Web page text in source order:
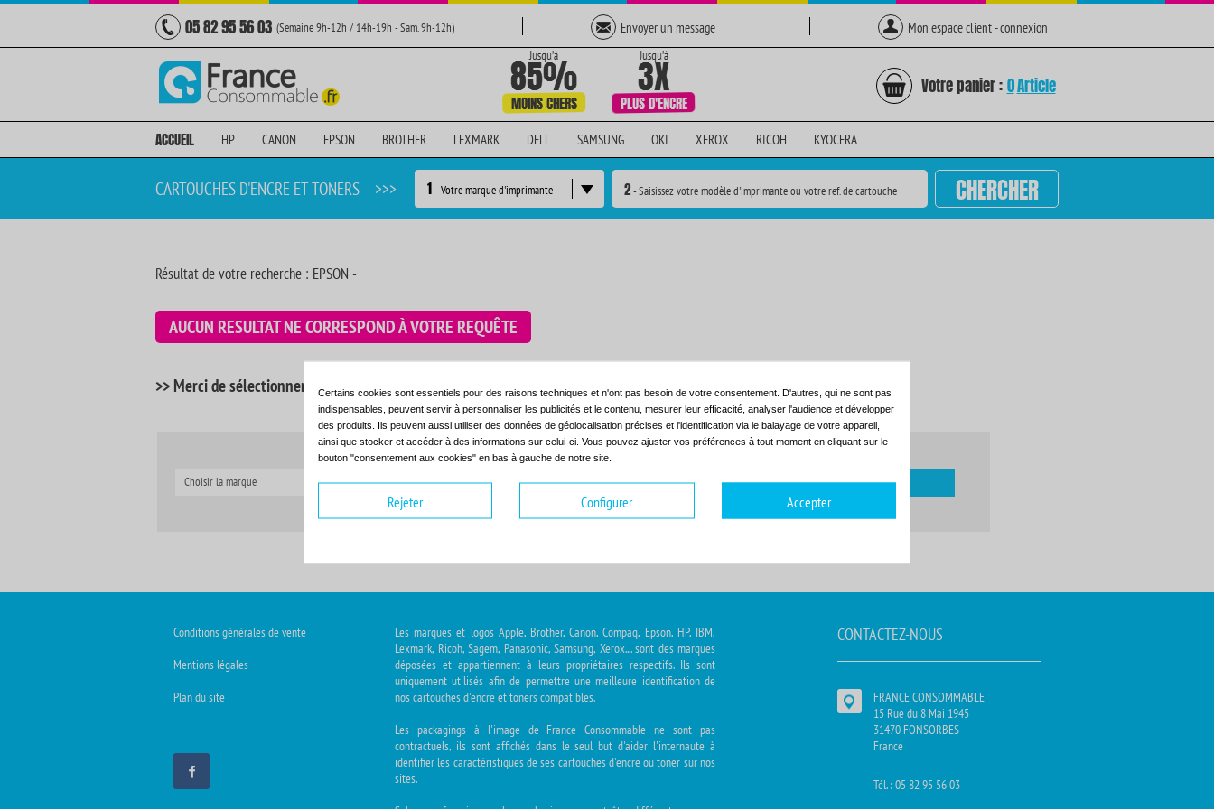
05 82 95 56 03 (Semaine 9h-12h / 14h-19h - Sam. 9h-12h) Envoyer un message Mon espace client - connexion
Votre panier : 0Article
ACCUEIL HP CANON EPSON BROTHER LEXMARK DELL SAMSUNG OKI XEROX RICOH KYOCERA
CARTOUCHES D'ENCRE ET TONERS >>> 1- Votre marque d'imprimante 2- Saisissez votre modèle d'imprimante ou votre ref. de cartouche CHERCHER
Résultat de votre recherche : EPSON -
AUCUN RESULTAT NE CORRESPOND À VOTRE REQUÊTE
>> Merci de sélectionner votre imprimante en utilisant le moteur de recherche ci-dessous:
Choisir la marque Choisir la gamme Choisir le modèle
Conditions générales de vente
Mentions légales
Plan du site
Les marques et logos Apple, Brother, Canon, Compaq, Epson, HP, IBM,
Lexmark, Ricoh, Sagem, Panasonic, Samsung, Xerox.... sont des marques
déposées et appartiennent à leurs propriétaires respectifs. Ils sont
uniquement utilisés afin de permettre une meilleure identification de
nos cartouches d'encre et toners compatibles.
Les packagings à l'image de France Consommable ne sont pas
contractuels, ils sont affichés dans le seul but d'aider l'internaute à
identifier les caractéristiques de ses cartouches d'encre ou toner sur nos
sites.
CONTACTEZ-NOUS
FRANCE CONSOMMABLE
15 Rue du 8 Mai 1945
31470 FONSORBES
France
Tél. : 05 82 95 56 03
Certains cookies sont essentiels pour des raisons techniques et n'ont pas besoin de votre consentement. D'autres, qui ne sont pas
indispensables, peuvent servir à personnaliser les publicités et le contenu, mesurer leur efficacité, analyser l'audience et développer
des produits. Ils peuvent aussi utiliser des données de géolocalisation précises et l'identification via le balayage de votre appareil,
ainsi que stocker et accéder à des informations sur celui-ci. Vous pouvez ajuster vos préférences à tout moment en cliquant sur le
bouton "consentement aux cookies" en bas à gauche de notre site.
Rejeter Configurer Accepter